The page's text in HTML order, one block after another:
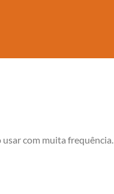
com muita frequência.